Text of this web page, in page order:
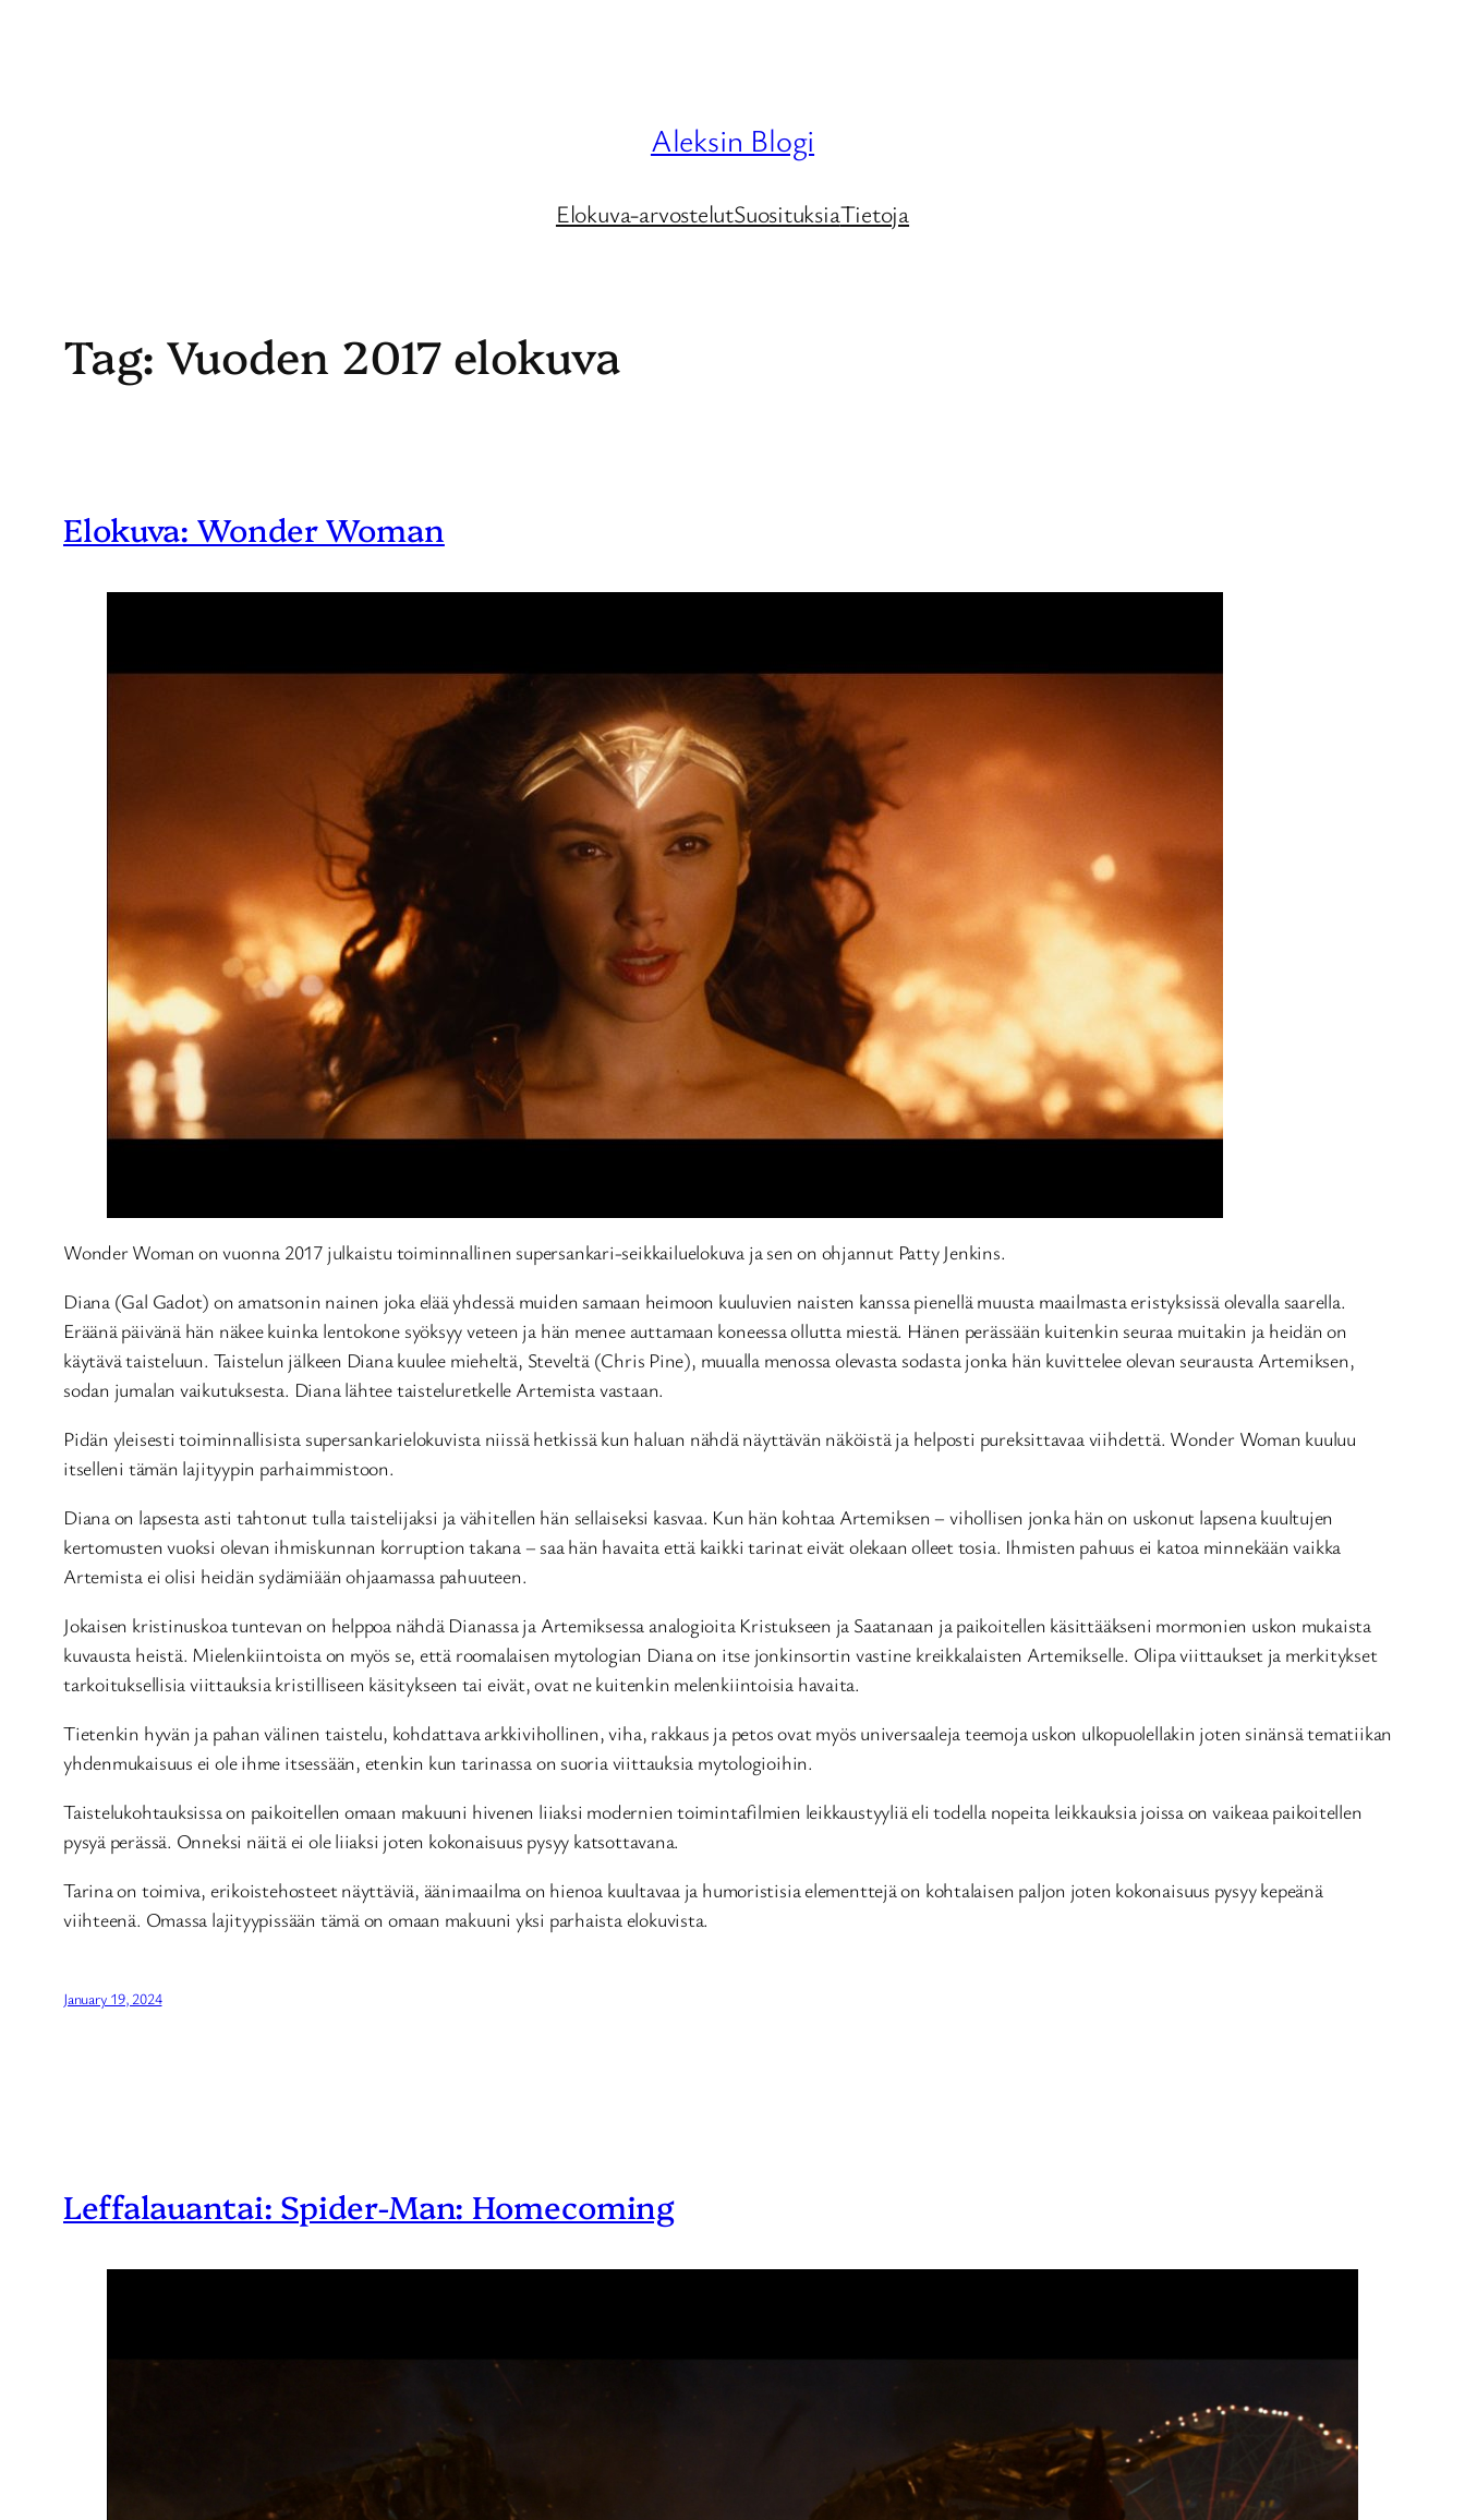
Aleksin Blogi
Elokuva-arvostelutSuosituksiaTietoja
Tag: Vuoden 2017 elokuva
Elokuva: Wonder Woman
Wonder Woman on vuonna 2017 julkaistu toiminnallinen supersankari-seikkailuelokuva ja sen on ohjannut Patty Jenkins.
Diana (Gal Gadot) on amatsonin nainen joka elää yhdessä muiden samaan heimoon kuuluvien naisten kanssa pienellä muusta maailmasta eristyksissä olevalla saarella.
Eräänä päivänä hän näkee kuinka lentokone syöksyy veteen ja hän menee auttamaan koneessa ollutta miestä. Hänen perässään kuitenkin seuraa muitakin ja heidän on
käytävä taisteluun. Taistelun jälkeen Diana kuulee mieheltä, Steveltä (Chris Pine), muualla menossa olevasta sodasta jonka hän kuvittelee olevan seurausta Artemiksen,
sodan jumalan vaikutuksesta. Diana lähtee taisteluretkelle Artemista vastaan.
Pidän yleisesti toiminnallisista supersankarielokuvista niissä hetkissä kun haluan nähdä näyttävän näköistä ja helposti pureksittavaa viihdettä. Wonder Woman kuuluu
itselleni tämän lajityypin parhaimmistoon.
Diana on lapsesta asti tahtonut tulla taistelijaksi ja vähitellen hän sellaiseksi kasvaa. Kun hän kohtaa Artemiksen – vihollisen jonka hän on uskonut lapsena kuultujen
kertomusten vuoksi olevan ihmiskunnan korruption takana – saa hän havaita että kaikki tarinat eivät olekaan olleet tosia. Ihmisten pahuus ei katoa minnekään vaikka
Artemista ei olisi heidän sydämiään ohjaamassa pahuuteen.
Jokaisen kristinuskoa tuntevan on helppoa nähdä Dianassa ja Artemiksessa analogioita Kristukseen ja Saatanaan ja paikoitellen käsittääkseni mormonien uskon mukaista
kuvausta heistä. Mielenkiintoista on myös se, että roomalaisen mytologian Diana on itse jonkinsortin vastine kreikkalaisten Artemikselle. Olipa viittaukset ja merkitykset
tarkoituksellisia viittauksia kristilliseen käsitykseen tai eivät, ovat ne kuitenkin melenkiintoisia havaita.
Tietenkin hyvän ja pahan välinen taistelu, kohdattava arkkivihollinen, viha, rakkaus ja petos ovat myös universaaleja teemoja uskon ulkopuolellakin joten sinänsä tematiikan
yhdenmukaisuus ei ole ihme itsessään, etenkin kun tarinassa on suoria viittauksia mytologioihin.
Taistelukohtauksissa on paikoitellen omaan makuuni hivenen liiaksi modernien toimintafilmien leikkaustyyliä eli todella nopeita leikkauksia joissa on vaikeaa paikoitellen
pysyä perässä. Onneksi näitä ei ole liiaksi joten kokonaisuus pysyy katsottavana.
Tarina on toimiva, erikoistehosteet näyttäviä, äänimaailma on hienoa kuultavaa ja humoristisia elementtejä on kohtalaisen paljon joten kokonaisuus pysyy kepeänä
viihteenä. Omassa lajityypissään tämä on omaan makuuni yksi parhaista elokuvista.
January 19, 2024
Leffalauantai: Spider-Man: Homecoming